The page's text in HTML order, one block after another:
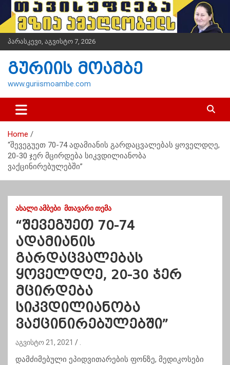
i
t
n
პარასკევი, აგვისტო 7, 2026
გურიის მოამბე
www.guriismoambe.com
Home
“შევეგუეთ 70-74 ადამიანის გარდაცვალებას ყოველდღე,
20-30 ჯერ მცირდება სიკვდილიანობა
ვაქცინირებულებში”
ᲐᲮᲐᲚᲘ ᲐᲛᲑᲔᲑᲘ ᲛᲗᲐᲕᲐᲠᲘ ᲗᲔᲛᲐ
“შევეგუეთ 70-74
ადამიანის
გარდაცვალებას
ყოველდღე, 20-30 ჯერ
მცირდება
სიკვდილიანობა
ვაქცინირებულებში”
აგვისტო 21, 2021
დამძიმებული ეპიდვითარების ფონზე, მედიკოსები